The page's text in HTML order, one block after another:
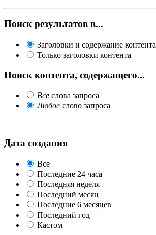
Поиск результатов в...
Заголовки и содержание контента
Только заголовки контента
Поиск контента, содержащего...
Все слова запроса
Любое слово запроса
Дата создания
Все
Последние 24 часа
Последняя неделя
Последний месяц
Последние 6 месяцев
Последний год
Кастом